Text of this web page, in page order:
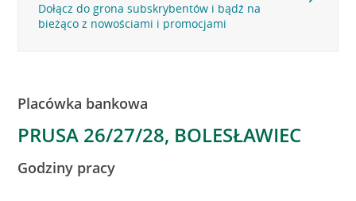
Dołącz do grona subskrybentów i bądź na
bieżąco z nowościami i promocjami
Placówka bankowa
PRUSA 26/27/28, BOLESŁAWIEC
Godziny pracy